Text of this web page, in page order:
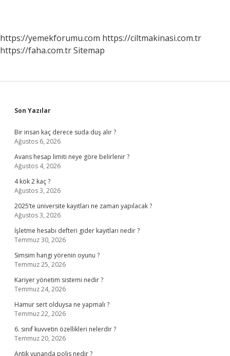
https://yemekforumu.com https://ciltmakinasi.com.tr
https://faha.com.trSitemap
Sidebar
Son Yazılar
Bir insan kaç derece suda duş alır ?
Ağustos 6, 2026
Avans hesap limiti neye göre belirlenir ?
Ağustos 4, 2026
4 kök 2 kaç ?
Ağustos 3, 2026
2025’te üniversite kayıtları ne zaman yapılacak ?
Ağustos 3, 2026
İşletme hesabı defteri gider kayıtları nedir ?
Temmuz 30, 2026
Simsim hangi yörenin oyunu ?
Temmuz 25, 2026
Kariyer yönetim sistemi nedir ?
Temmuz 24, 2026
Hamur sert olduysa ne yapmalı ?
Temmuz 22, 2026
6. sınıf kuvvetin özellikleri nelerdir ?
Temmuz 20, 2026
Antik yunanda polis nedir ?